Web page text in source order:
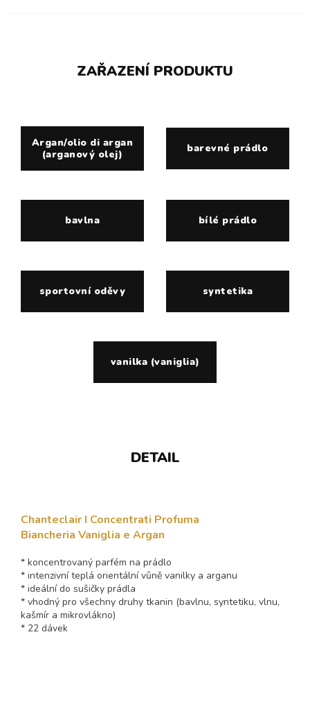
ZAŘAZENÍ PRODUKTU
Argan/olio di argan
(arganový olej)
barevné prádlo
bavlna bílé prádlo
sportovní oděvy syntetika
vanilka (vaniglia)
DETAIL
Chanteclair I Concentrati Profuma
Biancheria Vaniglia e Argan
* koncentrovaný parfém na prádlo
* intenzivní teplá orientální vůně vanilky a arganu
* ideální do sušičky prádla
* vhodný pro všechny druhy tkanin (bavlnu, syntetiku, vlnu,
kašmír a mikrovlákno)
* 22 dávek